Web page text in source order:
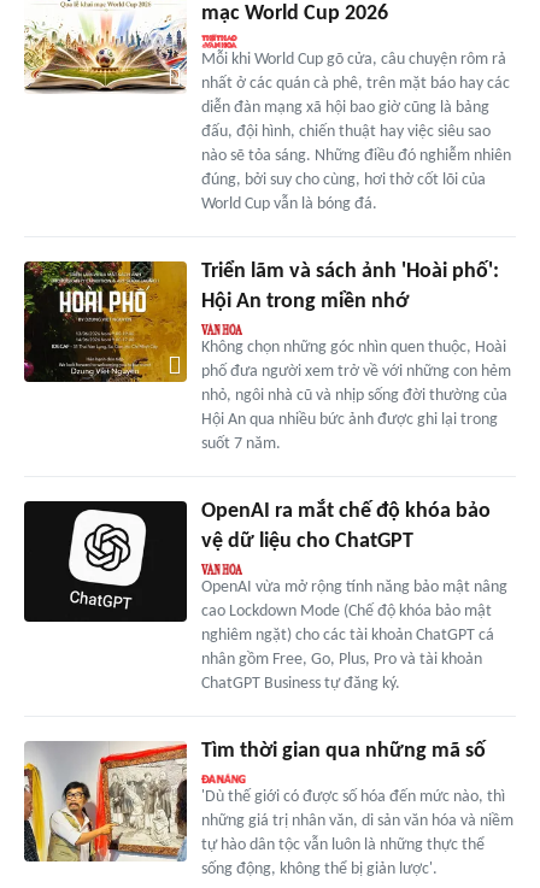
mạc World Cup 2026
Mỗi khi World Cup gõ cửa, câu chuyện rôm rả
nhất ở các quán cà phê, trên mặt báo hay các
diễn đàn mạng xã hội bao giờ cũng là bảng
đấu, đội hình, chiến thuật hay việc siêu sao
nào sẽ tỏa sáng. Những điều đó nghiễm nhiên
đúng, bởi suy cho cùng, hơi thở cốt lõi của
World Cup vẫn là bóng đá.
Triển lãm và sách ảnh 'Hoài phố':
Hội An trong miền nhớ
Không chọn những góc nhìn quen thuộc, Hoài
phố đưa người xem trở về với những con hẻm
nhỏ, ngôi nhà cũ và nhịp sống đời thường của
Hội An qua nhiều bức ảnh được ghi lại trong
suốt 7 năm.
OpenAI ra mắt chế độ khóa bảo
vệ dữ liệu cho ChatGPT
OpenAI vừa mở rộng tính năng bảo mật nâng
cao Lockdown Mode (Chế độ khóa bảo mật
nghiêm ngặt) cho các tài khoản ChatGPT cá
nhân gồm Free, Go, Plus, Pro và tài khoản
ChatGPT Business tự đăng ký.
Tìm thời gian qua những mã số
'Dù thế giới có được số hóa đến mức nào, thì
những giá trị nhân văn, di sản văn hóa và niềm
tự hào dân tộc vẫn luôn là những thực thể
sống động, không thể bị giản lược'.